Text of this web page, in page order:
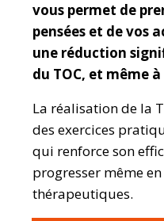
vous permet de
pensées et de vos
une réduction
du TOC, et même
La réalisation de la
des exercices
qui renforce son
progresser même
thérapeutiques.